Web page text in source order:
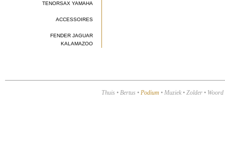
Thuis • Bertus • Podium • Muziek • Zolder • Woord
TENORSAX YAMAHA
ACCESSOIRES
FENDER JAGUAR
KALAMAZOO